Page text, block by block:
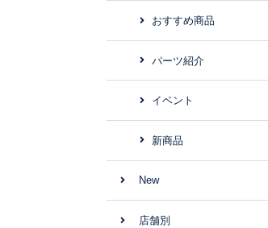
おすすめ商品
パーツ紹介
イベント
新商品
New
店舗別